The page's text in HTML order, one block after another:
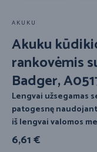
AKUKU
Akuku
rankovėmis
Badger,
Lengvai užsegamas
patogesnę
iš lengvai valomos
6,61€